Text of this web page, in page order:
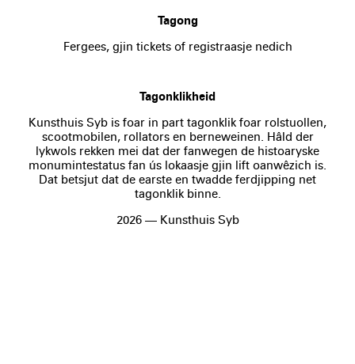
Tagong
Fergees, gjin tickets of registraasje nedich
Tagonklikheid
Kunsthuis Syb is foar in part tagonklik foar rolstuollen,
scootmobilen, rollators en berneweinen. Hâld der
lykwols rekken mei dat der fanwegen de histoaryske
monumintestatus fan ús lokaasje gjin lift oanwêzich is.
Dat betsjut dat de earste en twadde ferdjipping net
tagonklik binne.
2026 — Kunsthuis Syb